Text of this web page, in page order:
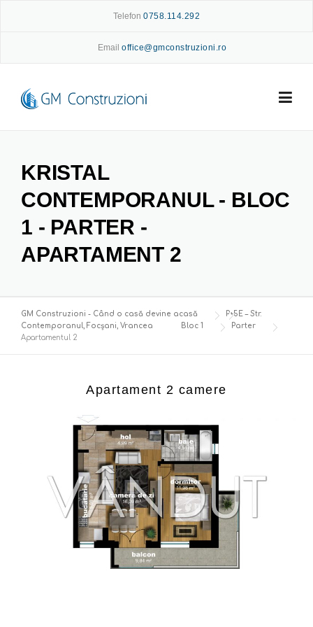
Telefon 0758.114.292
Email office@gmconstruzioni.ro
KRISTAL
CONTEMPORANUL - BLOC
1 - PARTER -
APARTAMENT 2
GM Construzioni - Când o casă devine acasă
P+5E – Str.
Contemporanul, Focșani, Vrancea
Bloc 1
Parter
Apartamentul 2
Apartament 2 camere